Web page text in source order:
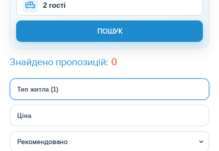
2 гості
Знайдено пропозицій: 0
Тип житла (1)
Ціна
Сортувати